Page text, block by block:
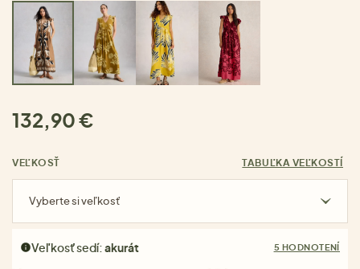
132,90 €
VEĽKOSŤ TABUĽKA VEĽKOSTÍ
Vyberte si veľkosť
Veľkosť sedí:akurát 5 HODNOTENÍ